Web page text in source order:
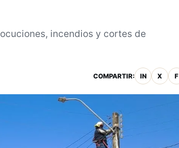
incendios y cortes de
COMPARTIR: IN X F